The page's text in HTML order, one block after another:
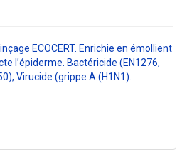
ECOCERT. Enrichie en émollient
l’épiderme. Bactéricide (EN1276,
Virucide (grippe A (H1N1).